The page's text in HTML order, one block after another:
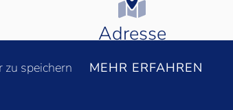
Adresse
zu speichern MEHR ERFAHREN